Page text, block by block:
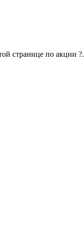
странице по акции ?.